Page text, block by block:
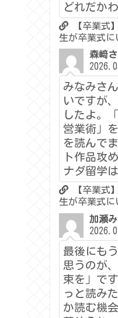
どれだか
【卒業式
生が卒業式に
森﨑
みなみさ
いですが
したよ。
営業術」
を読んで
ト作品攻
ナダ留学
【卒業式
生が卒業式に
加瀬
最後にも
思うのが
束を」で
っと読み
か読む機